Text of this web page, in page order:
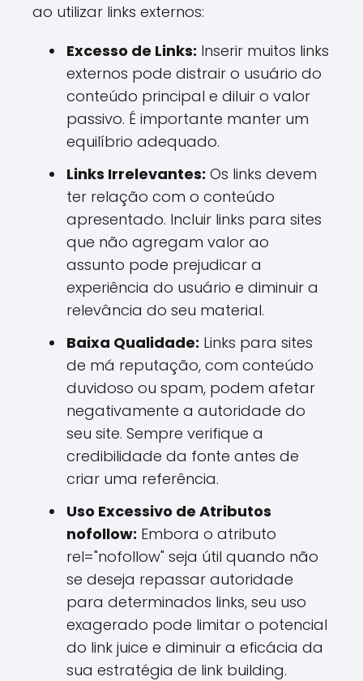
ao utilizar links externos:
Excesso de Links: Inserir muitos links
externos pode distrair o usuário do
conteúdo principal e diluir o valor
passivo. É importante manter um
equilíbrio adequado.
Links Irrelevantes: Os links devem
ter relação com o conteúdo
apresentado. Incluir links para sites
que não agregam valor ao
assunto pode prejudicar a
experiência do usuário e diminuir a
relevância do seu material.
Baixa Qualidade: Links para sites
de má reputação, com conteúdo
duvidoso ou spam, podem afetar
negativamente a autoridade do
seu site. Sempre verifique a
credibilidade da fonte antes de
criar uma referência.
Uso Excessivo de Atributos
nofollow: Embora o atributo
rel="nofollow" seja útil quando não
se deseja repassar autoridade
para determinados links, seu uso
exagerado pode limitar o potencial
do link juice e diminuir a eficácia da
sua estratégia de link building.